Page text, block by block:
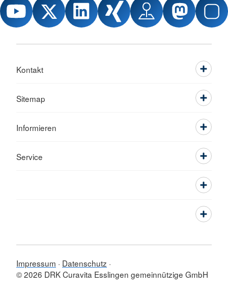
Kontakt
Sitemap
Informieren
Service
Impressum
Datenschutz
© 2026 DRK Curavita Esslingen gemeinnützige GmbH